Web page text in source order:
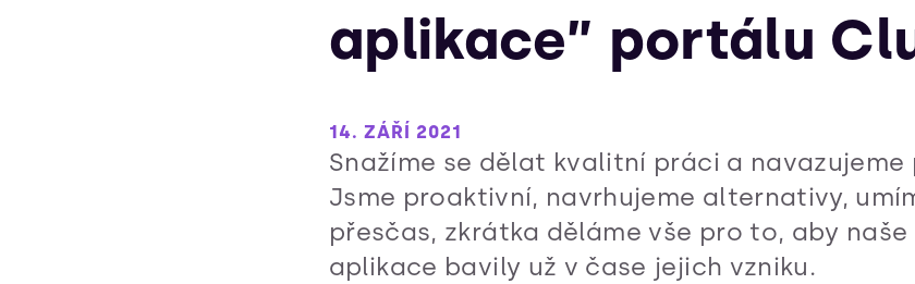
aplikace” portálu
14. ZÁŘÍ 2021
Snažíme se dělat kvalitní práci a navazujeme
Jsme proaktivní, navrhujeme alternativy,
přesčas, zkrátka děláme vše pro to, aby naše
aplikace bavily už v čase jejich vzniku.